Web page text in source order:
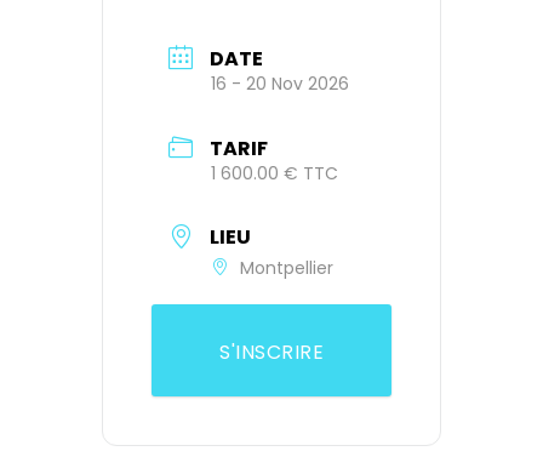
DATE
16 - 20 Nov 2026
TARIF
1 600.00 € TTC
LIEU
Montpellier
S'INSCRIRE